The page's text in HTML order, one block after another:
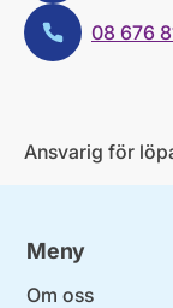
Telefon:08 676
Ansvarig för
Meny
Om oss